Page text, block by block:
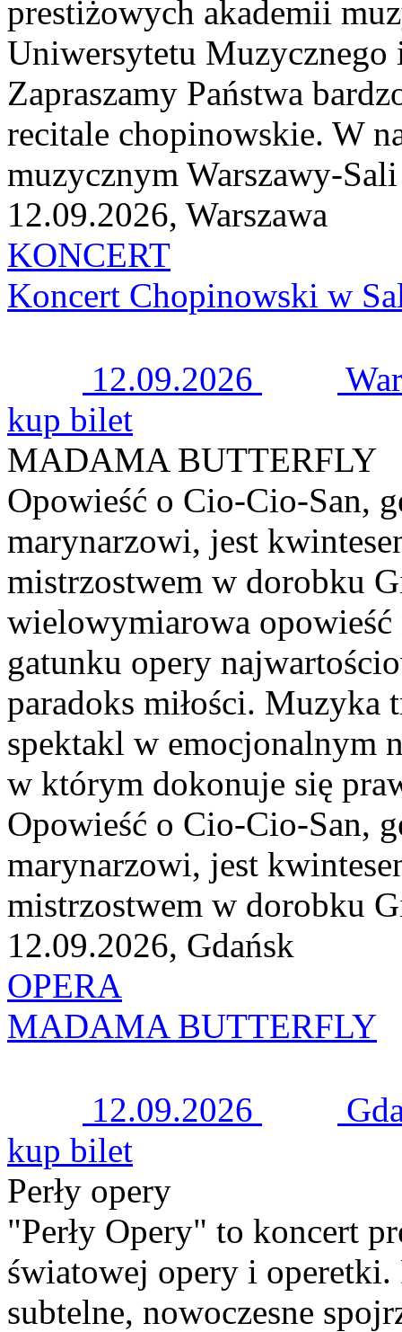
prestiżowych akademii
Uniwersytetu Muzycznego
Zapraszamy Państwa
recitale chopinowskie. W
muzycznym Warszawy-
12.09.2026, Warszawa
KONCERT
Koncert Chopinowski w
12.09.2026
kup bilet
MADAMA BUTTERFLY
Opowieść o Cio-Cio-San,
marynarzowi, jest
mistrzostwem w dorobku
wielowymiarowa
gatunku opery
paradoks miłości. Muzyka
spektakl w emocjonalnym
w którym dokonuje się
Opowieść o Cio-Cio-San,
marynarzowi, jest
mistrzostwem w dorobku
12.09.2026, Gdańsk
OPERA
MADAMA BUTTERFLY
12.09.2026
kup bilet
Perły opery
"Perły Opery" to koncert
światowej opery i operetki.
subtelne, nowoczesne